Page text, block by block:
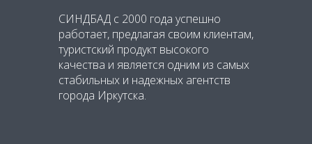
СИНДБАД с 2000 года успешно
работает, предлагая своим клиентам,
туристский продукт высокого
качества и является одним из самых
стабильных и надежных агентств
города Иркутска.